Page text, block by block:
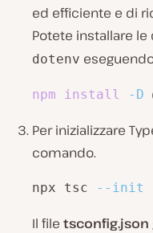
ed efficiente e di
Potete installare
dotenv
npm install -D
Per inizializzare
comando.
npx tsc --init
Il file tsconfig.json